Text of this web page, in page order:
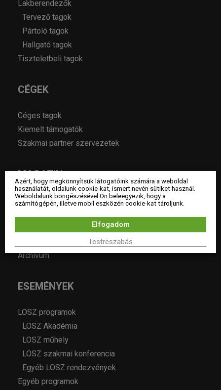
Lakberendezők
Tervező tagok
Pártoló tagok
Hallgató tagok
Tiszteletbeli tagok
CÉGEK
Céges tagok
Kiemelt támogatók
Szakmai partner szervezetek
MAGAZIN
Hírek
Archívum
ESEMÉNYEK
LOSZ programok
LOSZ Akadémia
LOSZ műhely
LOSZ szakmai konferencia
Egyéb LOSZ rendezvények
Egyéb programok
Azért, hogy megkönnyítsük látogatóink számára a weboldal
használatát, oldalunk cookie-kat, ismert nevén sütiket használ.
Weboldalunk böngészésével Ön beleegyezik, hogy a
számítógépén, illetve mobil eszközén cookie-kat tároljunk.
Testreszabás
Elfogadom